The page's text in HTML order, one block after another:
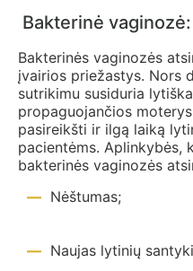
Bakterinė
Bakterinės vaginozės
įvairios priežastys. Nors
sutrikimu susiduria
propaguojančios
pasireikšti ir ilgą laiką
pacientėms. Aplinkybės,
bakterinės vaginozės
Nėštumas;
Naujas lytinių